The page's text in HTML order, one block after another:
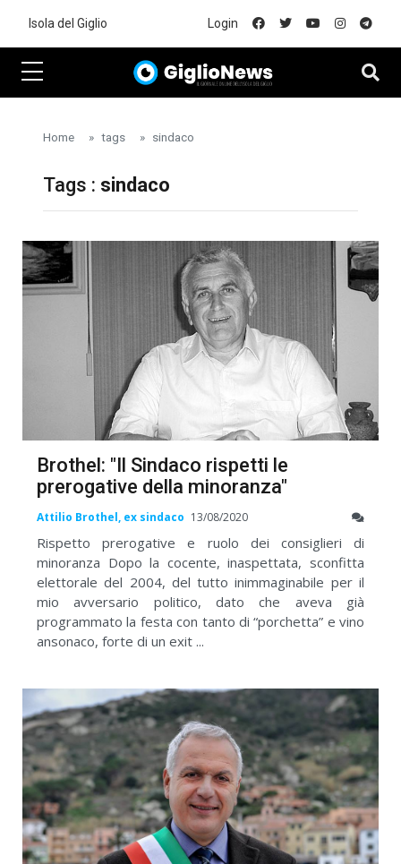
Isola del Giglio Login
Home tags sindaco
Tags : sindaco
Brothel: "Il Sindaco rispetti le
prerogative della minoranza"
Attilio Brothel, ex sindaco 13/08/2020
Rispetto prerogative e ruolo dei consiglieri di
minoranza Dopo la cocente, inaspettata, sconfitta
elettorale del 2004, del tutto inimmaginabile per il
mio avversario politico, dato che aveva già
programmato la festa con tanto di “porchetta” e vino
ansonaco, forte di un exit ...